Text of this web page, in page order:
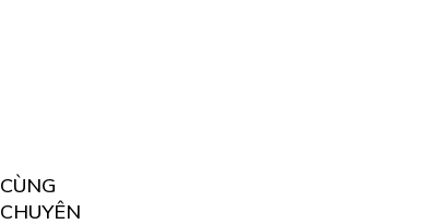
CÙNG
CHUYÊN